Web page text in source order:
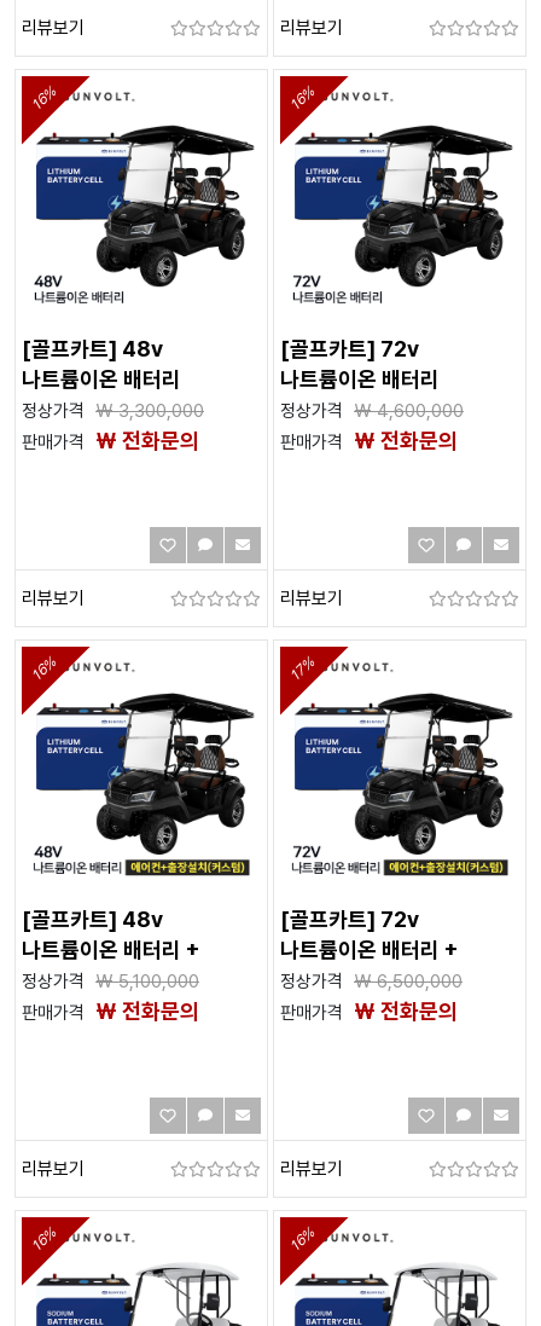
리뷰보기 리뷰보기
16%
[골프카트] 48v
나트륨이온 배터리
정상가격 ₩3,300,000
판매가격
₩ 전화문의
리뷰보기
16%
[골프카트] 72v
나트륨이온 배터리
정상가격 ₩4,600,000
판매가격
₩ 전화문의
리뷰보기
16%
[골프카트] 48v
나트륨이온 배터리 +
에어컨
정상가격 ₩5,100,000
판매가격
₩ 전화문의
리뷰보기
17%
[골프카트] 72v
나트륨이온 배터리 +
에어컨
정상가격 ₩6,500,000
판매가격
₩ 전화문의
리뷰보기
16% 16%